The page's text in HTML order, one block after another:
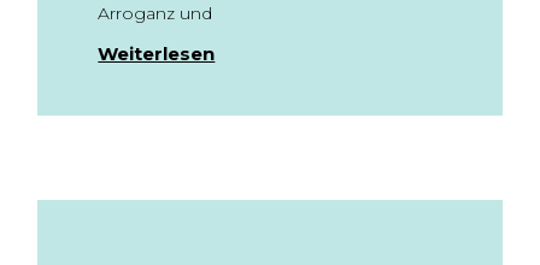
Arroganz und
Weiterlesen